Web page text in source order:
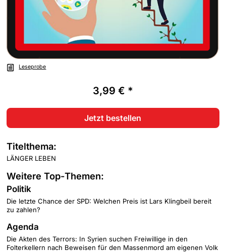
Leseprobe
3,99 € *
Jetzt bestellen
Titelthema:
LÄNGER LEBEN
Weitere Top-Themen:
Politik
Die letzte Chance der SPD: Welchen Preis ist Lars Klingbeil bereit
zu zahlen?
Agenda
Die Akten des Terrors: In Syrien suchen Freiwillige in den
Folterkellern nach Beweisen für den Massenmord am eigenen Volk